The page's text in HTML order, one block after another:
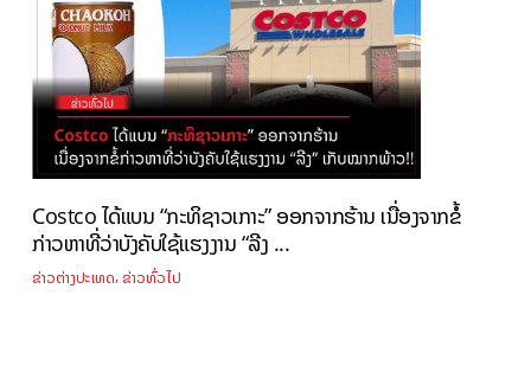
Costco ໄດ້ແບນ “ກະທິຊາວເກາະ” ອອກຈາກຮ້ານ ເນື່ອງຈາກຂໍ້
ກ່າວຫາທີ່ວ່າບັງຄັບໃຊ້ແຮງງານ “ລີງ ...
ຂ່າວຕ່າງປະເທດ, ຂ່າວທົ່ວໄປ